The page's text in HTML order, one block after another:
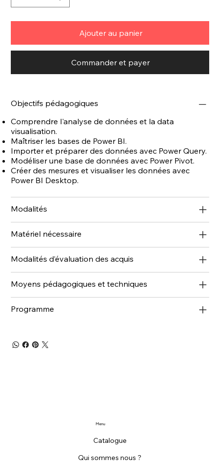
Ajouter au panier
Commander et payer
Objectifs pédagogiques
Comprendre l'analyse de données et la data
visualisation.
Maîtriser les bases de Power BI.
Importer et préparer des données avec Power Query.
Modéliser une base de données avec Power Pivot.
Créer des mesures et visualiser les données avec
Power BI Desktop.
Modalités
Matériel nécessaire
Modalités d’évaluation des acquis
Moyens pédagogiques et techniques
Programme
Catalogue
Qui sommes nous ?
Menu